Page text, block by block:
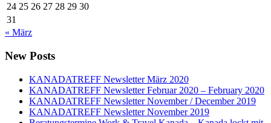
24 25 26 27 28 29 30
31
« März
New Posts
KANADATREFF Newsletter März 2020
KANADATREFF Newsletter Februar 2020 – February 2020
KANADATREFF Newsletter November / December 2019
KANADATREFF Newsletter November 2019